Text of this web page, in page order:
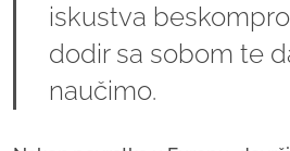
iskustva
dodir sa sobom te
naučimo.